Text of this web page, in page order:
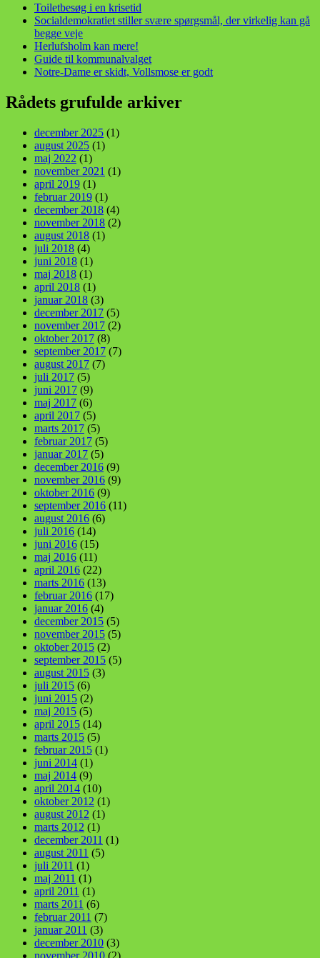
Toiletbesøg i en krisetid
Socialdemokratiet stiller svære spørgsmål, der virkelig kan gå
begge veje
Herlufsholm kan mere!
Guide til kommunalvalget
Notre-Dame er skidt, Vollsmose er godt
Rådets grufulde arkiver
december 2025 (1)
august 2025 (1)
maj 2022 (1)
november 2021 (1)
april 2019 (1)
februar 2019 (1)
december 2018 (4)
november 2018 (2)
august 2018 (1)
juli 2018 (4)
juni 2018 (1)
maj 2018 (1)
april 2018 (1)
januar 2018 (3)
december 2017 (5)
november 2017 (2)
oktober 2017 (8)
september 2017 (7)
august 2017 (7)
juli 2017 (5)
juni 2017 (9)
maj 2017 (6)
april 2017 (5)
marts 2017 (5)
februar 2017 (5)
januar 2017 (5)
december 2016 (9)
november 2016 (9)
oktober 2016 (9)
september 2016 (11)
august 2016 (6)
juli 2016 (14)
juni 2016 (15)
maj 2016 (11)
april 2016 (22)
marts 2016 (13)
februar 2016 (17)
januar 2016 (4)
december 2015 (5)
november 2015 (5)
oktober 2015 (2)
september 2015 (5)
august 2015 (3)
juli 2015 (6)
juni 2015 (2)
maj 2015 (5)
april 2015 (14)
marts 2015 (5)
februar 2015 (1)
juni 2014 (1)
maj 2014 (9)
april 2014 (10)
oktober 2012 (1)
august 2012 (1)
marts 2012 (1)
december 2011 (1)
august 2011 (5)
juli 2011 (1)
maj 2011 (1)
april 2011 (1)
marts 2011 (6)
februar 2011 (7)
januar 2011 (3)
december 2010 (3)
november 2010 (2)